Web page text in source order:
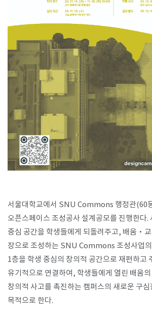
서울대학교에서 SNU Commons 행정관(60
오픈스페이스 조성공사 설계공모를 진행한다.
중심 공간을 학생들에게 되돌려주고, 배움·
장으로 조성하는 SNU Commons 조성사업
1층을 학생 중심의 창의적 공간으로 재편하고
유기적으로 연결하여, 학생들에게 열린 배움
창의적 사고를 촉진하는 캠퍼스의 새로운 구
목적으로 한다.